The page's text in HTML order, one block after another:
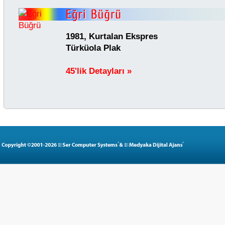
1981, Kurtalan Ekspres
Türküola Plak
45'lik Detayları »